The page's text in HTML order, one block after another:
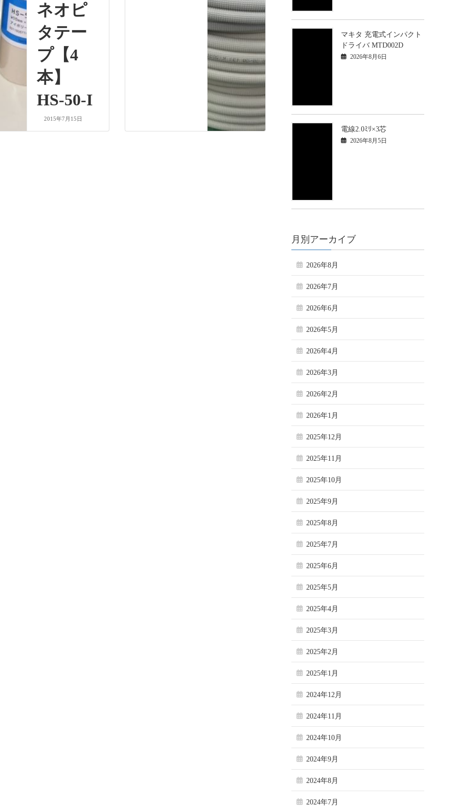
ネオピ
タテー
プ【4
本】
HS-50-I
2015年7月15日
マキタ 充電式インパクト
ドライバ MTD002D
2026年8月6日
電線2.0ﾐﾘ×3芯
2026年8月5日
月別アーカイブ
2026年8月
2026年7月
2026年6月
2026年5月
2026年4月
2026年3月
2026年2月
2026年1月
2025年12月
2025年11月
2025年10月
2025年9月
2025年8月
2025年7月
2025年6月
2025年5月
2025年4月
2025年3月
2025年2月
2025年1月
2024年12月
2024年11月
2024年10月
2024年9月
2024年8月
2024年7月